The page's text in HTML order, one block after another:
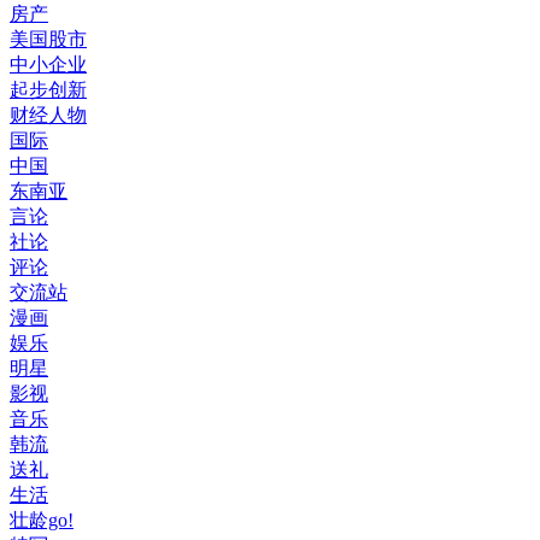
房产
美国股市
中小企业
起步创新
财经人物
国际
中国
东南亚
言论
社论
评论
交流站
漫画
娱乐
明星
影视
音乐
韩流
送礼
生活
壮龄go!